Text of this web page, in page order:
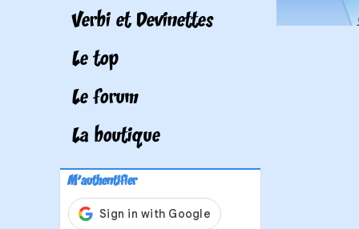
Verbi et Devinettes
Le top
Le forum
La boutique
M'authentifier